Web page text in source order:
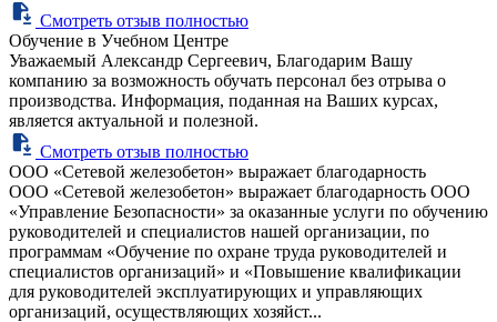
Смотреть отзыв полностью
Обучение в Учебном Центре
Уважаемый Александр Сергеевич, Благодарим Вашу
компанию за возможность обучать персонал без отрыва о
производства. Информация, поданная на Ваших курсах,
является актуальной и полезной.
Смотреть отзыв полностью
ООО «Сетевой железобетон» выражает благодарность
ООО «Сетевой железобетон» выражает благодарность ООО
«Управление Безопасности» за оказанные услуги по обучению
руководителей и специалистов нашей организации, по
программам «Обучение по охране труда руководителей и
специалистов организаций» и «Повышение квалификации
для руководителей эксплуатирующих и управляющих
организаций, осуществляющих хозяйст...